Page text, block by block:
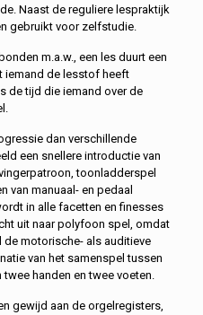
Naast de reguliere lespraktijk
gebruikt voor zelfstudie.
m.a.w., een les duurt een
iemand de lesstof heeft
de tijd die iemand over de
dan verschillende
een snellere introductie van
toonladderspel
van manuaal- en pedaal
in alle facetten en finesses
uit naar polyfoon spel, omdat
motorische- als auditieve
van het samenspel tussen
handen en twee voeten.
gewijd aan de orgelregisters,